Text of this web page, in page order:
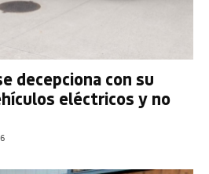
decepciona con su
eléctricos y no